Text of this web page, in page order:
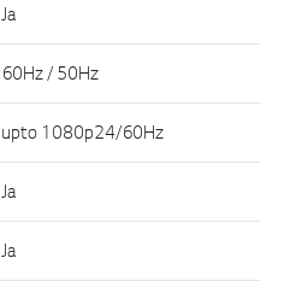
Ja
60Hz / 50Hz
upto 1080p24/60Hz
Ja
Ja